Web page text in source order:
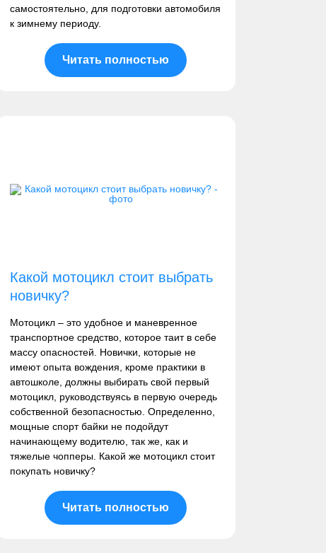
самостоятельно, для подготовки автомобиля
к зимнему периоду.
Читать полностью
Какой мотоцикл стоит выбрать
новичку?
Мотоцикл – это удобное и маневренное
транспортное средство, которое таит в себе
массу опасностей. Новички, которые не
имеют опыта вождения, кроме практики в
автошколе, должны выбирать свой первый
мотоцикл, руководствуясь в первую очередь
собственной безопасностью. Определенно,
мощные спорт байки не подойдут
начинающему водителю, так же, как и
тяжелые чопперы. Какой же мотоцикл стоит
покупать новичку?
Читать полностью